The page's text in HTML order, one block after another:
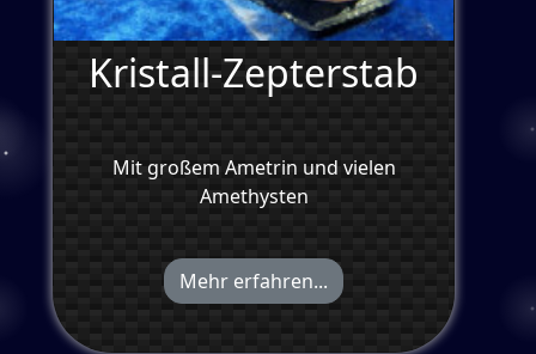
Kristall-Zepterstab
Mit großem Ametrin und vielen
Amethysten
Mehr erfahren...